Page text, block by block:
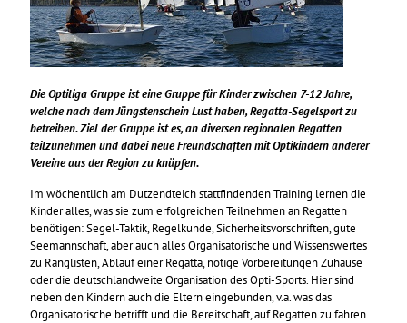
Die Optiliga Gruppe ist eine Gruppe für Kinder zwischen 7-12 Jahre,
welche nach dem Jüngstenschein Lust haben, Regatta-Segelsport zu
betreiben. Ziel der Gruppe ist es, an diversen regionalen Regatten
teilzunehmen und dabei neue Freundschaften mit Optikindern anderer
Vereine aus der Region zu knüpfen.
Im wöchentlich am Dutzendteich stattfindenden Training lernen die
Kinder alles, was sie zum erfolgreichen Teilnehmen an Regatten
benötigen: Segel-Taktik, Regelkunde, Sicherheitsvorschriften, gute
Seemannschaft, aber auch alles Organisatorische und Wissenswertes
zu Ranglisten, Ablauf einer Regatta, nötige Vorbereitungen Zuhause
oder die deutschlandweite Organisation des Opti-Sports. Hier sind
neben den Kindern auch die Eltern eingebunden, v.a. was das
Organisatorische betrifft und die Bereitschaft, auf Regatten zu fahren.